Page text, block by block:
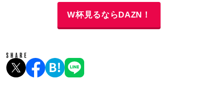
W杯見るならDAZN！